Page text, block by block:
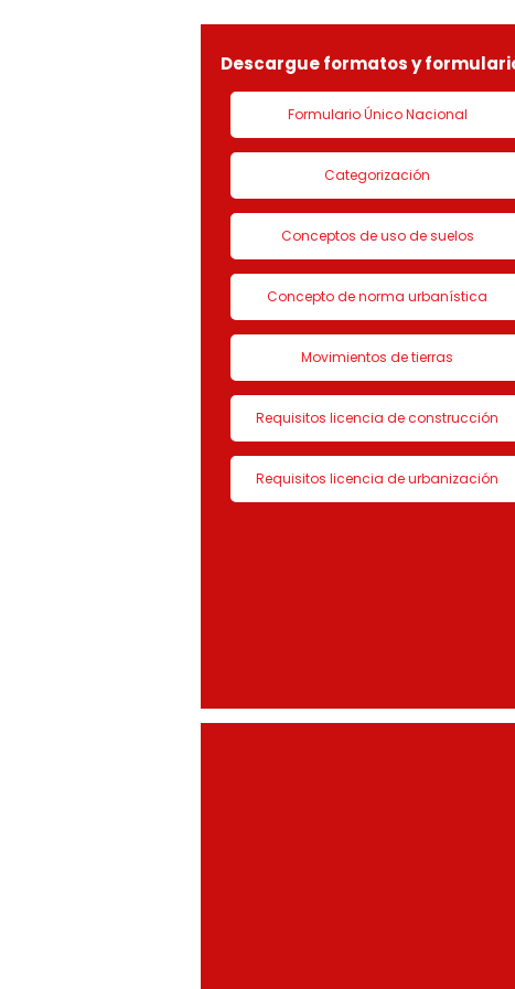
LICENCIA DE CON
Descargue formatos y
Formulario Único Nacional
Categorización
Conceptos de uso de suelos
Concepto de norma urbanística
Movimientos de tierras
Requisitos licencia de construcción
Requisitos licencia de urbanización